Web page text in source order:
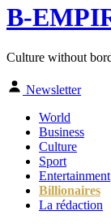
B-
Culture without
Newsletter
World
Business
Culture
Sport
Entertainment
Billionaires
La rédaction